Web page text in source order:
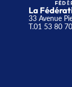
La
33 Avenue
T.01 53 80